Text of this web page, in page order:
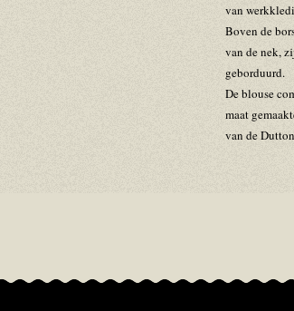
van
Boven de
van de nek,
geborduurd.
De blouse
maat
van de